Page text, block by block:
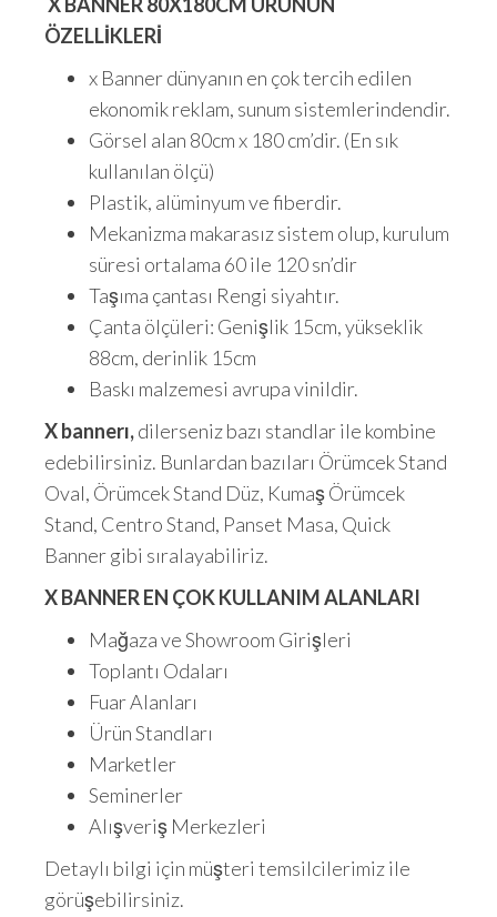
ÖZELLİKLERİ
x Banner dünyanın en çok tercih edilen
ekonomik reklam, sunum sistemlerindendir.
Görsel alan 80cm x 180 cm’dir. (En sık
kullanılan ölçü)
Plastik, alüminyum ve fiberdir.
Mekanizma makarasız sistem olup, kurulum
süresi ortalama 60 ile 120 sn’dir
Taşıma çantası Rengi siyahtır.
Çanta ölçüleri: Genişlik 15cm, yükseklik
88cm, derinlik 15cm
Baskı malzemesi avrupa vinildir.
X bannerı,dilerseniz bazı standlar ile kombine
edebilirsiniz. Bunlardan bazıları Örümcek Stand
Oval, Örümcek Stand Düz, Kumaş Örümcek
Stand, Centro Stand, Panset Masa, Quick
Banner gibi sıralayabiliriz.
X BANNER EN ÇOK KULLANIM ALANLARI
Mağaza ve Showroom Girişleri
Toplantı Odaları
Fuar Alanları
Ürün Standları
Marketler
Seminerler
Alışveriş Merkezleri
Detaylı bilgi için müşteri temsilcilerimiz ile
görüşebilirsiniz.